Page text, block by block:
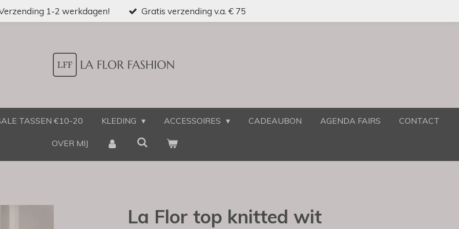
1-2 werkdagen! Gratis verzending v.a. € 75
TASSEN €10-20 KLEDING ACCESSOIRES CADEAUBON AGENDA FAIRS CONTACT
OVER MIJ
La Flor top knitted wit